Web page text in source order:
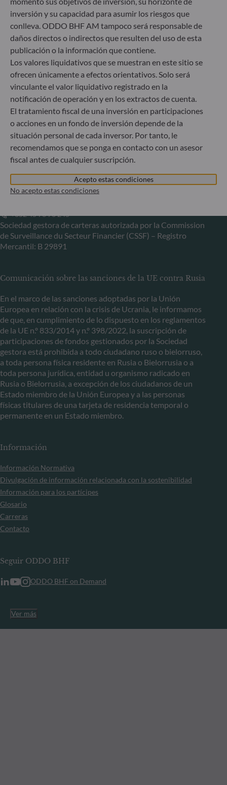
Alemania
+49 (0) 211 239 24 01
Gallusanlage 8
60329 Frankfurt am Main
Alemania
+49 (0) 69 920 50 0
Sociedad Gestora de Carteras autorizada por la
Bundesanstalt für Finanzdienstleistungsaufsicht (“BaFin”)
Registro Comercial: HRB 11971 juzgado de primera
instancia de Düsseldorf
ODDO BHF Asset Management LUX
6, rue Gabriel Lippmann
L-5365 Munsbach
+352 45 76 76 245
Sociedad gestora de carteras autorizada por la Commission
de Surveillance du Secteur Financier (CSSF) – Registro
Mercantil: B 29891
Comunicación sobre las sanciones de la UE contra Rusia
En el marco de las sanciones adoptadas por la Unión
Europea en relación con la crisis de Ucrania, le informamos
de que, en cumplimiento de lo dispuesto en los reglamentos
de la UE n.º 833/2014 y n.º 398/2022, la suscripción de
participaciones de fondos gestionados por la Sociedad
gestora está prohibida a todo ciudadano ruso o bielorruso,
a toda persona física residente en Rusia o Bielorrusia o a
toda persona jurídica, entidad u organismo radicado en
Rusia o Bielorrusia, a excepción de los ciudadanos de un
Estado miembro de la Unión Europea y a las personas
físicas titulares de una tarjeta de residencia temporal o
permanente en un Estado miembro.
Información
Información Normativa
Divulgación de información relacionada con la sostenibilidad
Información para los partícipes
Glosario
Carreras
Contacto
Seguir ODDO BHF
ODDO BHF on Demand
Ver más
inversión y su capacidad para asumir los riesgos que
conlleva. ODDO BHF AM tampoco será responsable de
daños directos o indirectos que resulten del uso de esta
publicación o la información que contiene.
Los valores liquidativos que se muestran en este sitio se
ofrecen únicamente a efectos orientativos. Solo será
vinculante el valor liquidativo registrado en la
notificación de operación y en los extractos de cuenta.
El tratamiento fiscal de una inversión en participaciones
o acciones en un fondo de inversión depende de la
situación personal de cada inversor. Por tanto, le
recomendamos que se ponga en contacto con un asesor
fiscal antes de cualquier suscripción.
Acepto estas condiciones
No acepto estas condiciones